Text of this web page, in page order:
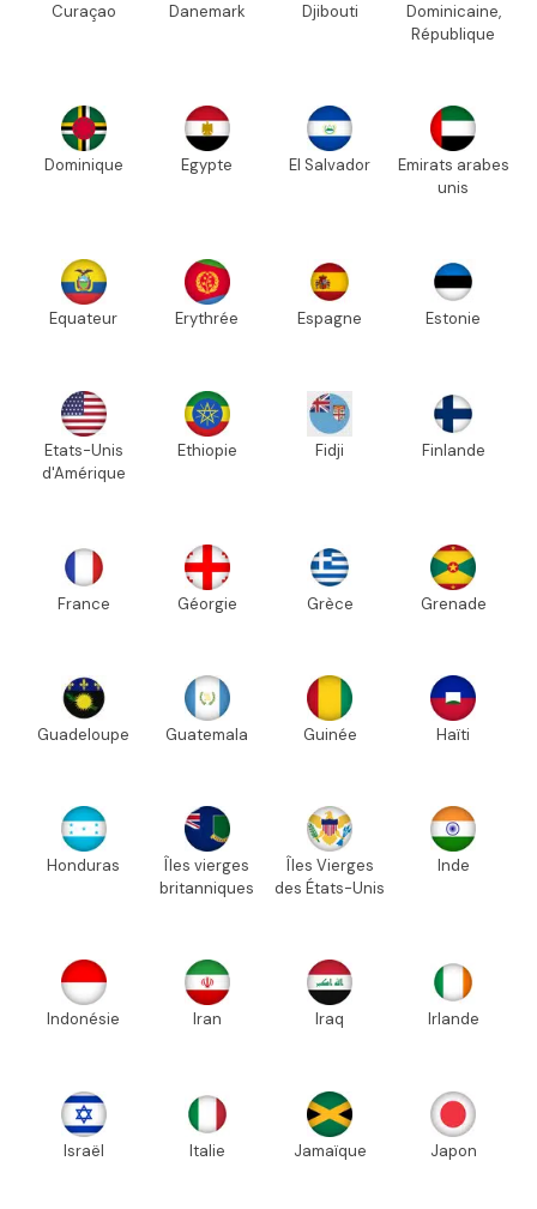
Curaçao Danemark Djibouti
Dominicaine,
République
Dominique Egypte El Salvador
Emirats arabes
unis
Equateur Erythrée Espagne Estonie
Etats-Unis
d'Amérique
Ethiopie Fidji Finlande
France Géorgie Grèce Grenade
Guadeloupe Guatemala Guinée Haïti
Honduras
Îles vierges
britanniques
Îles Vierges
des États-Unis
Inde
Indonésie Iran Iraq Irlande
Israël Italie Jamaïque Japon